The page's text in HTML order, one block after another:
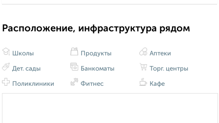
Расположение, инфраструктура рядом
Школы
Дет. сады
Поликлиники
Продукты
Банкоматы
Фитнес
Аптеки
Торг. центры
Кафе